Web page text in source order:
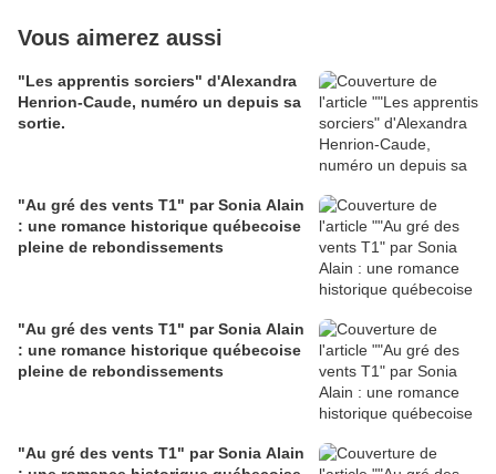
Vous aimerez aussi
"Les apprentis sorciers" d'Alexandra
Henrion-Caude, numéro un depuis sa
sortie.
"Au gré des vents T1" par Sonia Alain
: une romance historique québecoise
pleine de rebondissements
"Au gré des vents T1" par Sonia Alain
: une romance historique québecoise
pleine de rebondissements
"Au gré des vents T1" par Sonia Alain